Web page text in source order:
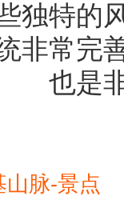
独特的
非常完
也是
山脉-景点